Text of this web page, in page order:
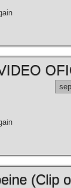
(Clip